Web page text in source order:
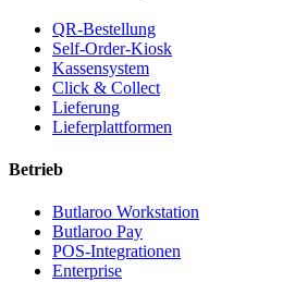
QR-Bestellung
Self-Order-Kiosk
Kassensystem
Click & Collect
Lieferung
Lieferplattformen
Betrieb
Butlaroo Workstation
Butlaroo Pay
POS-Integrationen
Enterprise